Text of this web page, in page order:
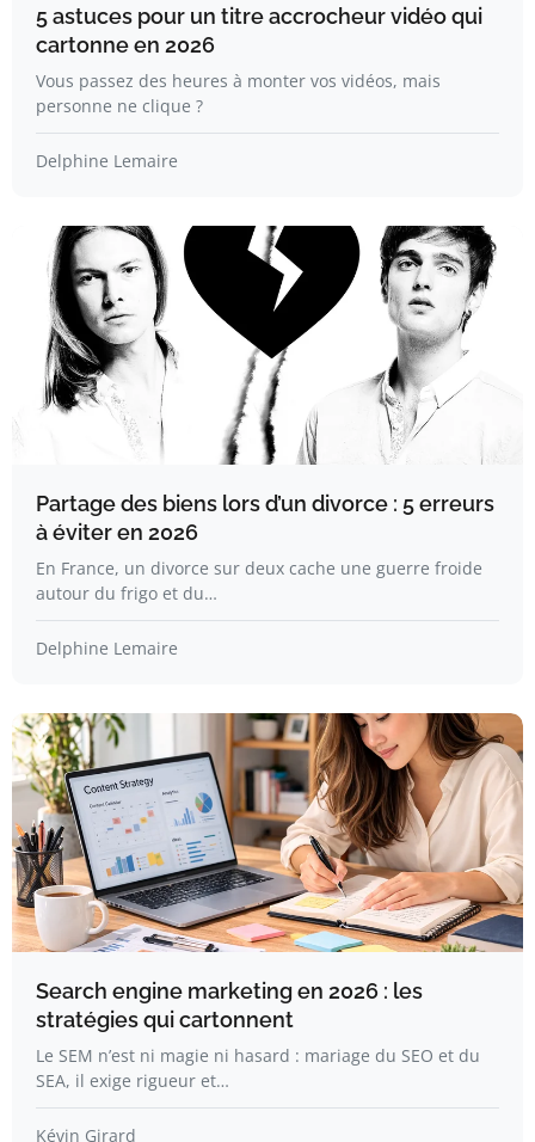
5 astuces pour un titre accrocheur vidéo qui
cartonne en 2026
Vous passez des heures à monter vos vidéos, mais
personne ne clique ?
Delphine Lemaire
Partage des biens lors d’un divorce : 5 erreurs
à éviter en 2026
En France, un divorce sur deux cache une guerre froide
autour du frigo et du…
Delphine Lemaire
Search engine marketing en 2026 : les
stratégies qui cartonnent
Le SEM n’est ni magie ni hasard : mariage du SEO et du
SEA, il exige rigueur et…
Kévin Girard